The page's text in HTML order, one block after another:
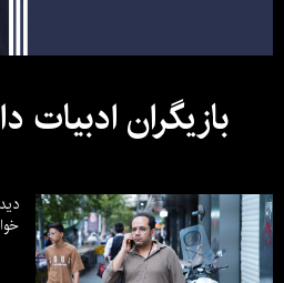
بازیگران ادبیات